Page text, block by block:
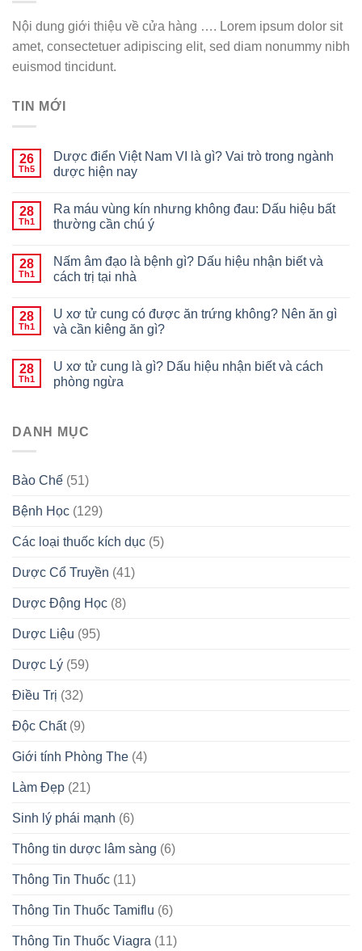
Nội dung giới thiệu về cửa hàng …. Lorem ipsum dolor sit
amet, consectetuer adipiscing elit, sed diam nonummy nibh
euismod tincidunt.
TIN MỚI
26
Th5
Dược điển Việt Nam VI là gì? Vai trò trong ngành
dược hiện nay
28
Th1
Ra máu vùng kín nhưng không đau: Dấu hiệu bất
thường cần chú ý
28
Th1
Nấm âm đạo là bệnh gì? Dấu hiệu nhận biết và
cách trị tại nhà
28
Th1
U xơ tử cung có được ăn trứng không? Nên ăn gì
và cần kiêng ăn gì?
28
Th1
U xơ tử cung là gì? Dấu hiệu nhận biết và cách
phòng ngừa
DANH MỤC
Bào Chế (51)
Bệnh Học (129)
Các loại thuốc kích dục (5)
Dược Cổ Truyền (41)
Dược Động Học (8)
Dược Liệu (95)
Dược Lý (59)
Điều Trị (32)
Độc Chất(9)
Giới tính Phòng The (4)
Làm Đẹp (21)
Sinh lý phái mạnh (6)
Thông tin dược lâm sàng (6)
Thông Tin Thuốc (11)
Thông Tin Thuốc Tamiflu (6)
Thông Tin Thuốc Viagra (11)